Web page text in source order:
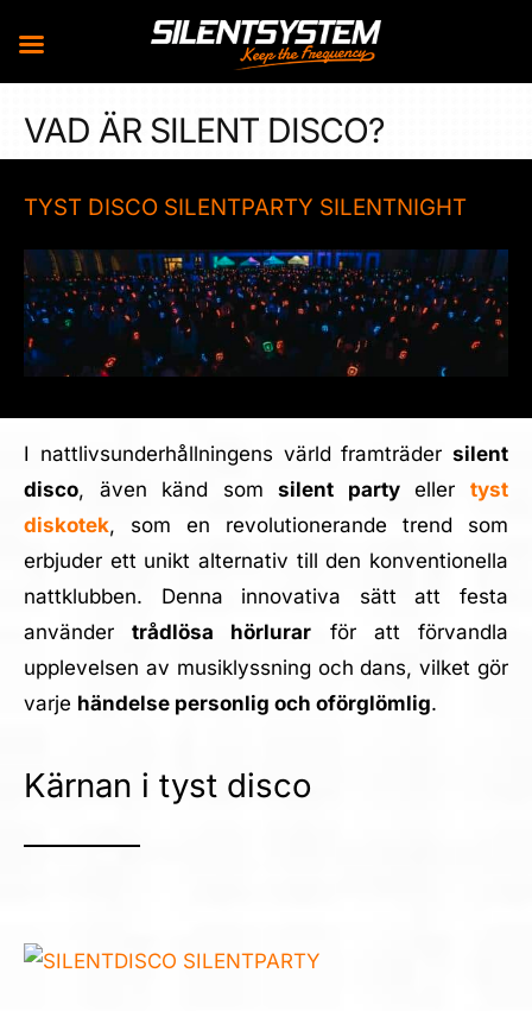
VAD ÄR SILENT DISCO?
TYST DISCO SILENTPARTY SILENTNIGHT
I nattlivsunderhållningens värld framträdersilent
disco, även känd somsilent partyellertyst
diskotek, som en revolutionerande trend som
erbjuder ett unikt alternativ till den konventionella
nattklubben. Denna innovativa sätt att festa
användertrådlösa hörlurar för att förvandla
upplevelsen av musiklyssning och dans, vilket gör
varje händelse personlig och oförglömlig.
Kärnan i tyst disco